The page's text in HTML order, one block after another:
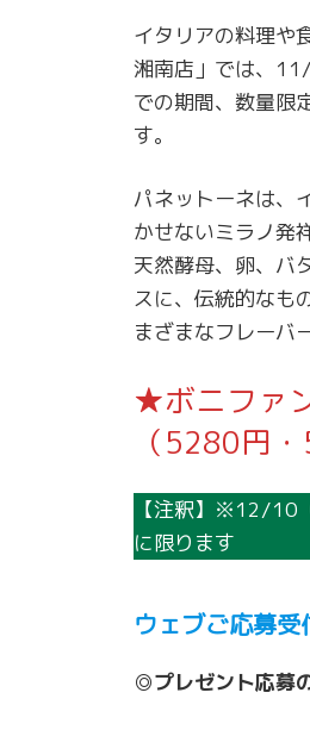
イタリアの料理や
湘南店」では、
での期間、数量限
す。
パネットーネは、
かせないミラノ発
天然酵母、卵、バ
スに、伝統的なも
まざまなフレーバ
★ボニファ
（5280円
【注釈】※12/10
に限ります
ウェブご応募
◎プレゼント応募